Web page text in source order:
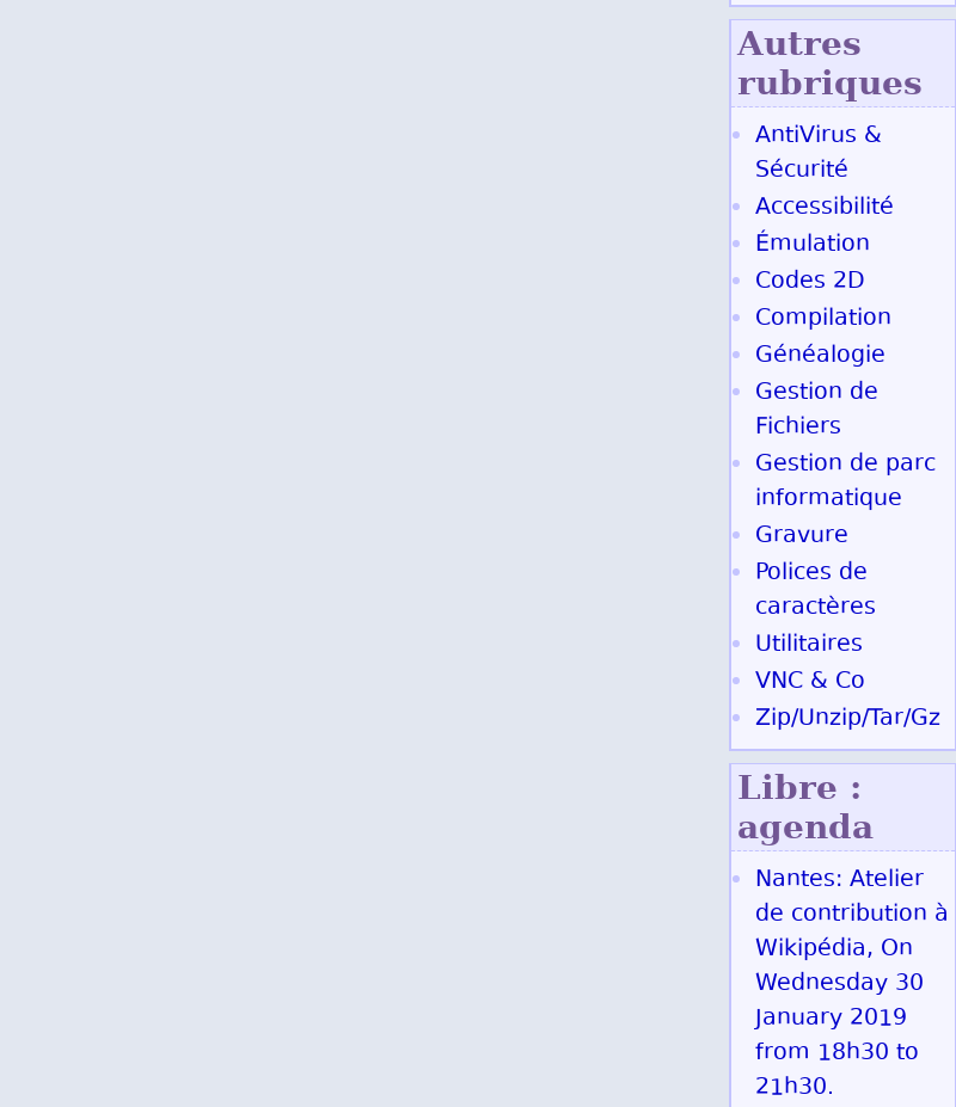
Autres
rubriques
AntiVirus &
Sécurité
Accessibilité
Émulation
Codes 2D
Compilation
Généalogie
Gestion de
Fichiers
Gestion de parc
informatique
Gravure
Polices de
caractères
Utilitaires
VNC & Co
Zip/Unzip/Tar/Gz
Libre :
agenda
Nantes: Atelier
de contribution à
Wikipédia, On
Wednesday 30
January 2019
from 18h30 to
21h30.